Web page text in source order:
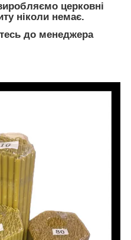
церковні
ніколи немає.
до менеджера